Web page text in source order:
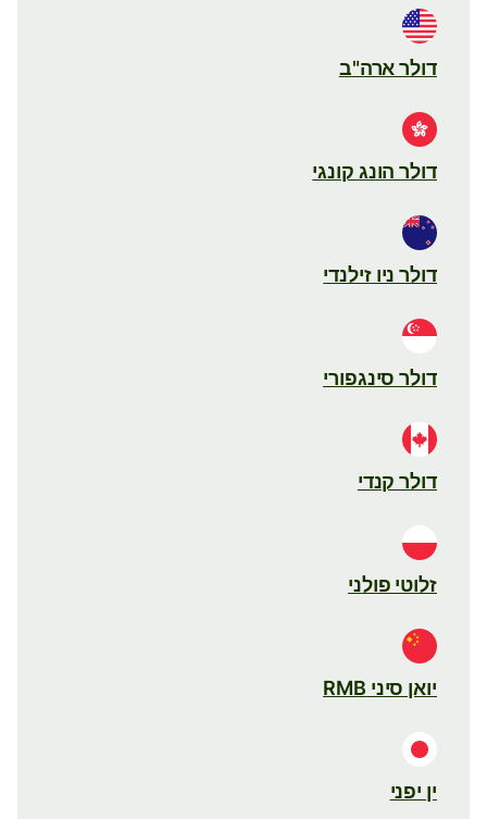
דולר ארה"ב
דולר הונג קונגי
דולר ניו זילנדי
דולר סינגפורי
דולר קנדי
זלוטי פולני
יואן סיני RMB
ין יפני